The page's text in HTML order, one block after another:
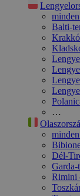
Balti-
Krakkó
…
Dél-
Garda-
Rimini